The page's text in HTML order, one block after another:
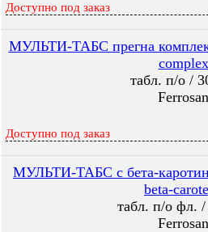
Доступно под заказ
МУЛЬТИ-ТАБС прегна
complex
табл. п/о /
Ferrosan
Доступно под заказ
МУЛЬТИ-ТАБС с бета-
beta-
табл. п/о фл.
Ferrosan